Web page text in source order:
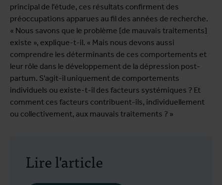
principal de l'étude, ces résultats confirment des
préoccupations apparues au fil des années de recherche.
« Nous savons que le problème [de mauvais traitements]
existe », explique-t-il. « Mais nous devons aussi
comprendre les déterminants de ces comportements et
leur rôle dans le développement de la dépression post-
partum. S'agit-il uniquement de comportements
individuels ou existe-t-il des facteurs systémiques ? Et
comment ces facteurs contribuent-ils, individuellement
ou collectivement, aux mauvais traitements ? »
Lire l'article